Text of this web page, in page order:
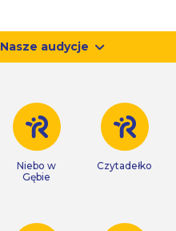
Nasze audycje
Niebo w
Gębie
Czytadełko